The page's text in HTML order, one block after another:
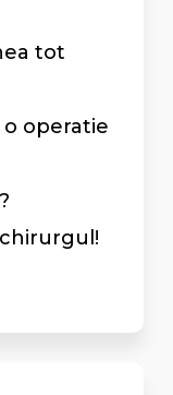
tot
o operatie